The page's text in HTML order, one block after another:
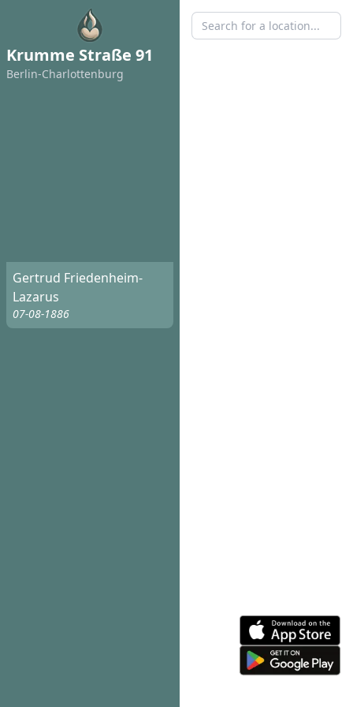
Krumme Straße 91
Berlin-Charlottenburg
Gertrud Friedenheim-
Lazarus
07-08-1886